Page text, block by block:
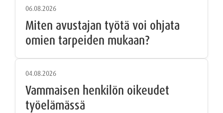
06.08.2026
Miten avustajan työtä voi ohjata
omien tarpeiden mukaan?
04.08.2026
Vammaisen henkilön oikeudet
työelämässä